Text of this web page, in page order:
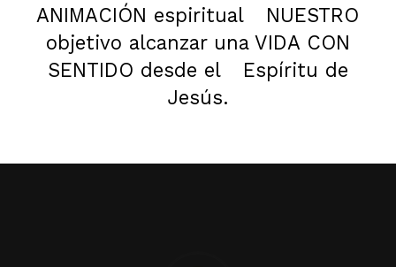
ANIMACIÓN espiritual
NUESTRO
objetivo alcanzar una VIDA CON
SENTIDO desde el
Espíritu de
Jesús.